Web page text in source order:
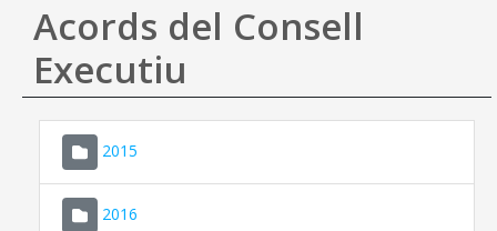
Ajuda
Acords del Consell
Executiu
2015
2016